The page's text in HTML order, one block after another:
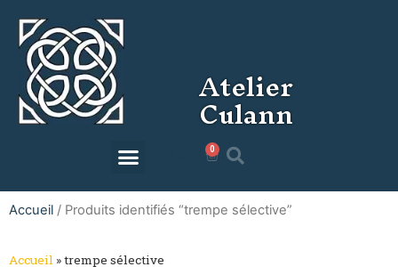
Atelier
Culann
0
Accueil / Produits identifiés “trempe sélective”
Accueil »trempe sélective